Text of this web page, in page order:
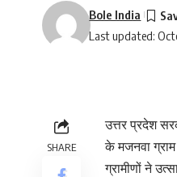
Last updated:
Bole India
SHARE
उत्तर प्रदेश
के मजनवा
ग्रामीणों ने